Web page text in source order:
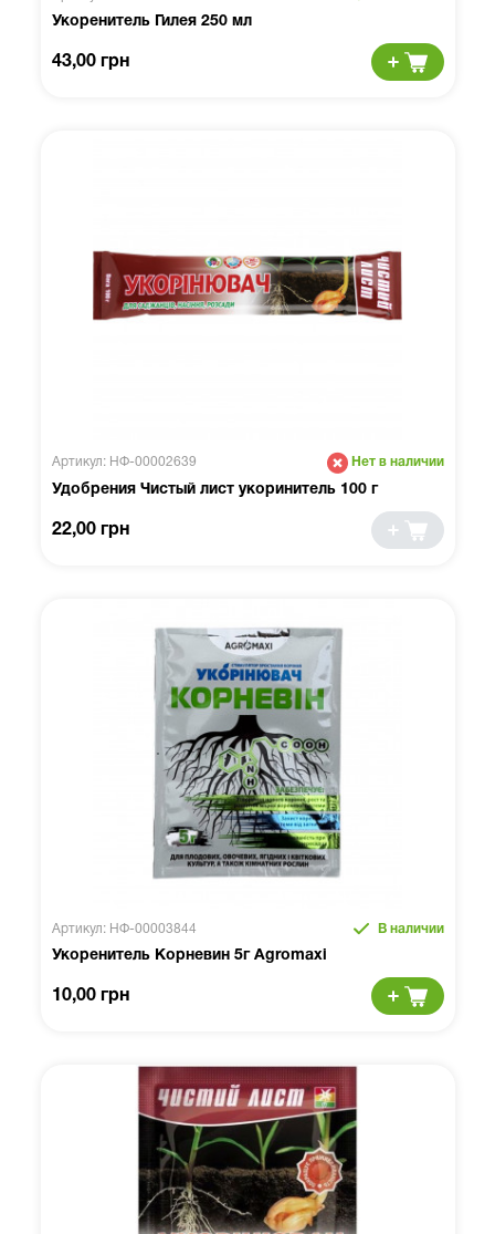
Укоренитель Гилея 250 мл
43,00 грн
Артикул: НФ-00002639 Нет в наличии
Удобрения Чистый лист укоринитель 100 г
22,00 грн
Артикул: НФ-00003844 В наличии
Укоренитель Корневин 5г Agromaxi
10,00 грн